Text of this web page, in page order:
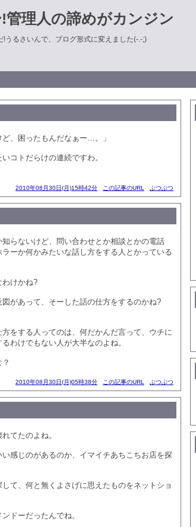
管理人の諦めがカンジン
うるさいんで、ブログ形式に変えました(-.-;)
ど、困ったもんだなぁー…。」
コトだらけの連続ですわ。
2010年08月30日(月)15時42分 この記事のURL ぶつぶつ
らないけど、問い合わせとか相談とかの電話
ーか何かみたいな話し方をする人とかっている
わけかね?
があって、そーした話の仕方をするのかね?
をする人ってのは、何だかんだ言って、ウチに
わけでもない人が大半なのよね。
2010年08月30日(月)05時38分 この記事のURL ぶつぶつ
てたのよね。
感じのがあるのか、イマイチあちこちお店を探
て、何と無くよさげに思えたものをネットショ
ドーだったんでね。